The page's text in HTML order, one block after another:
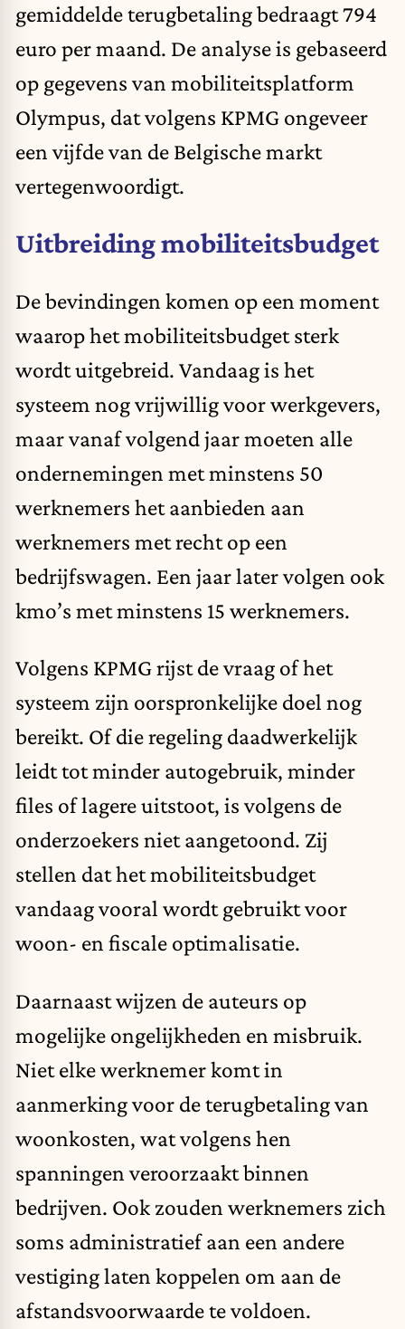
gemiddelde terugbetaling bedraagt 794
euro per maand. De analyse is gebaseerd
op gegevens van mobiliteitsplatform
Olympus, dat volgens KPMG ongeveer
een vijfde van de Belgische markt
vertegenwoordigt.
Uitbreiding mobiliteitsbudget
De bevindingen komen op een moment
waarop het mobiliteitsbudget sterk
wordt uitgebreid. Vandaag is het
systeem nog vrijwillig voor werkgevers,
maar vanaf volgend jaar moeten alle
ondernemingen met minstens 50
werknemers het aanbieden aan
werknemers met recht op een
bedrijfswagen. Een jaar later volgen ook
kmo’s met minstens 15 werknemers.
Volgens KPMG rijst de vraag of het
systeem zijn oorspronkelijke doel nog
bereikt. Of die regeling daadwerkelijk
leidt tot minder autogebruik, minder
files of lagere uitstoot, is volgens de
onderzoekers niet aangetoond. Zij
stellen dat het mobiliteitsbudget
vandaag vooral wordt gebruikt voor
woon- en fiscale optimalisatie.
Daarnaast wijzen de auteurs op
mogelijke ongelijkheden en misbruik.
Niet elke werknemer komt in
aanmerking voor de terugbetaling van
woonkosten, wat volgens hen
spanningen veroorzaakt binnen
bedrijven. Ook zouden werknemers zich
soms administratief aan een andere
vestiging laten koppelen om aan de
afstandsvoorwaarde te voldoen.